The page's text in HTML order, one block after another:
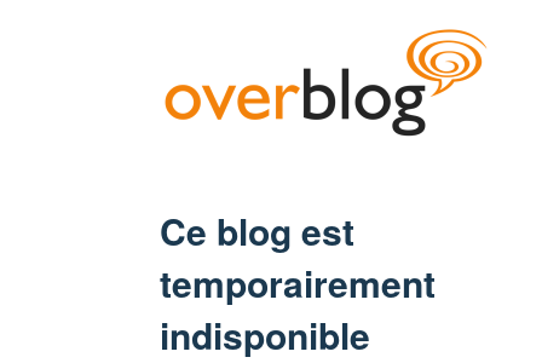
Ce blog est
temporairement
indisponible